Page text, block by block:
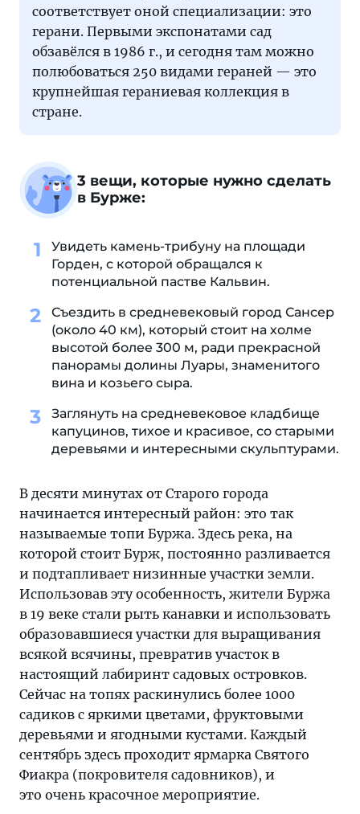
соответствует оной специализации: это
герани. Первыми экспонатами сад
обзавёлся в 1986 г., и сегодня там можно
полюбоваться 250 видами гераней — это
крупнейшая гераниевая коллекция в
стране.
3 вещи, которые нужно сделать
в Бурже:
Увидеть камень-трибуну на площади
Горден, с которой обращался к
потенциальной пастве Кальвин.
Съездить в средневековый город Сансер
(около 40 км), который стоит на холме
высотой более 300 м, ради прекрасной
панорамы долины Луары, знаменитого
вина и козьего сыра.
Заглянуть на средневековое кладбище
капуцинов, тихое и красивое, со старыми
деревьями и интересными скульптурами.
В десяти минутах от Старого города
начинается интересный район: это так
называемые топи Буржа. Здесь река, на
которой стоит Бурж, постоянно разливается
и подтапливает низинные участки земли.
Использовав эту особенность, жители Буржа
в 19 веке стали рыть канавки и использовать
образовавшиеся участки для выращивания
всякой всячины, превратив участок в
настоящий лабиринт садовых островков.
Сейчас на топях раскинулись более 1000
садиков с яркими цветами, фруктовыми
деревьями и ягодными кустами. Каждый
сентябрь здесь проходит ярмарка Святого
Фиакра (покровителя садовников), и
это очень красочное мероприятие.